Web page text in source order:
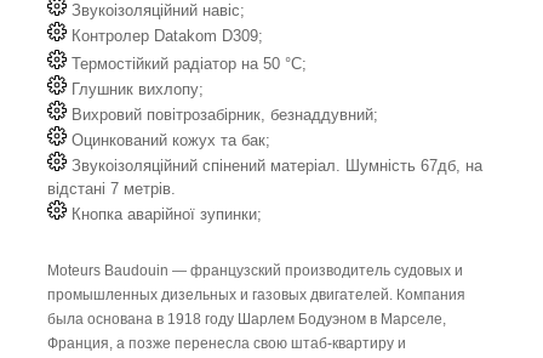
Звукоізоляційний навіс;
Контролер Datakom D309;
Термостійкий радіатор на 50 °C;
Глушник вихлопу;
Вихровий повітрозабірник, безнаддувний;
Оцинкований кожух та бак;
Звукоізоляційний спінений матеріал. Шумність 67дб, на
відстані 7 метрів.
Кнопка аварійної зупинки;
Moteurs Baudouin — французский производитель судовых и
промышленных дизельных и газовых двигателей. Компания
была основана в 1918 году Шарлем Бодуэном в Марселе,
Франция, а позже перенесла свою штаб-квартиру и